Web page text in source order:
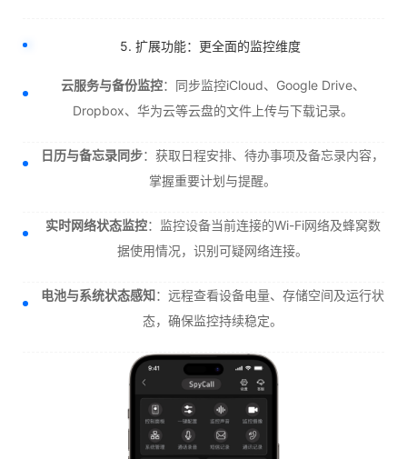
5. 扩展功能：更全面的监控维度
云服务与备份监控：同步监控iCloud、Google Drive、
Dropbox、华为云等云盘的文件上传与下载记录。
日历与备忘录同步：获取日程安排、待办事项及备忘录内容，
掌握重要计划与提醒。
实时网络状态监控：监控设备当前连接的Wi-Fi网络及蜂窝数
据使用情况，识别可疑网络连接。
电池与系统状态感知：远程查看设备电量、存储空间及运行状
态，确保监控持续稳定。